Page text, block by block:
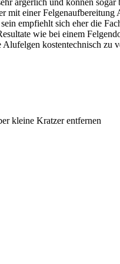
ärgerlich und können
mit einer
empfiehlt sich eher die
wie bei einem
kostentechnisch
kleine Kratzer entfernen